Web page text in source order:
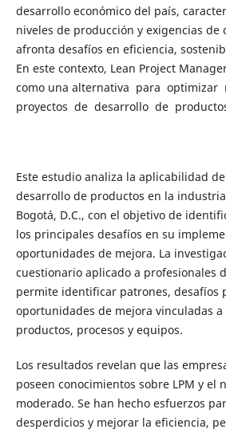
desarrollo económico del país,
niveles de producción y exigencias de
afronta desafíos en eficiencia,
En este contexto, Lean Project
como una alternativa para optimizar
proyectos de desarrollo de
Este estudio analiza la aplicabilidad
desarrollo de productos en la
Bogotá, D.C., con el objetivo de
los principales desafíos en su
oportunidades de mejora. La
cuestionario aplicado a profesionales
permite identificar patrones, desafíos
oportunidades de mejora vinculadas
productos, procesos y equipos.
Los resultados revelan que las
poseen conocimientos sobre LPM y el
moderado. Se han hecho esfuerzos
desperdicios y mejorar la eficiencia,